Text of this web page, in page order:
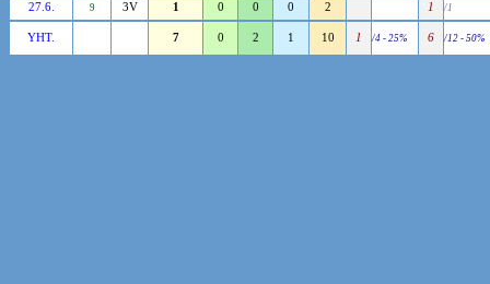
27.6. 9 3V 1 0 0 0 2 1 /1
YHT. 7 0 2 1 10 1 /4 - 25% 6 /12 - 50%